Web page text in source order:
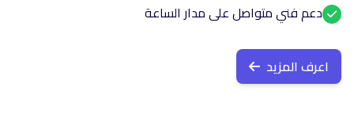
دعم فني متواصل على مدار الساعة
اعرف المزيد